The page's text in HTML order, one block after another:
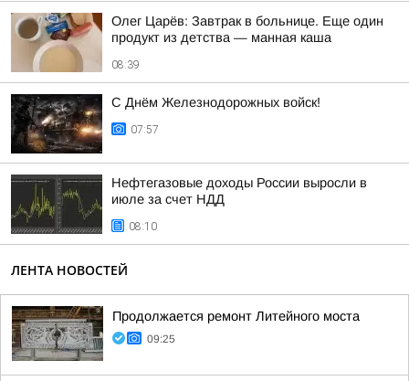
Олег Царёв: Завтрак в больнице. Еще один
продукт из детства — манная каша
08:39
С Днём Железнодорожных войск!
07:57
Нефтегазовые доходы России выросли в
июле за счет НДД
08:10
ЛЕНТА НОВОСТЕЙ
Продолжается ремонт Литейного моста
09:25